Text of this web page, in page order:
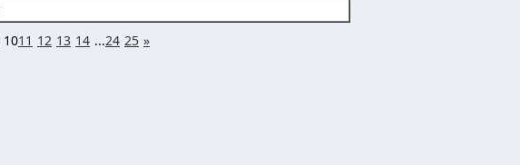
1011 12 13 14 ...24 25 »